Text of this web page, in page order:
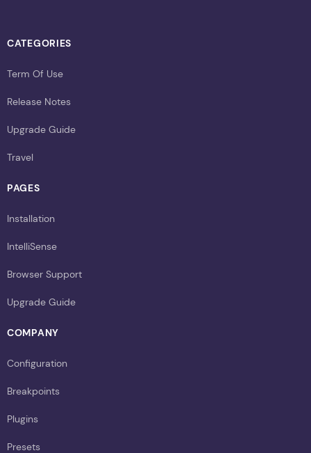
CATEGORIES
Term Of Use
Release Notes
Upgrade Guide
Travel
PAGES
Installation
IntelliSense
Browser Support
Upgrade Guide
COMPANY
Configuration
Breakpoints
Plugins
Presets